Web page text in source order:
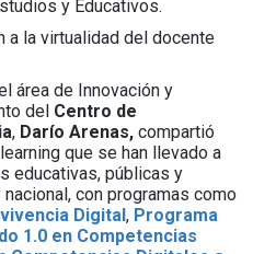
y Educativos.
a la virtualidad del docente
área de Innovación y
del Centro de
, Darío Arenas, compartió
que se han llevado a
educativas, públicas y
con programas como
Digital, Programa
1.0 en Competencias